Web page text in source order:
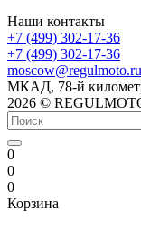
Наши контакты
+7 (499) 302-17-36
+7 (499) 302-17-36
moscow@regulmoto.ru
МКАД, 78-й
2026 ©
0
0
0
Корзина